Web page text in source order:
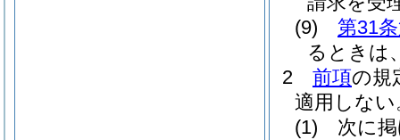
(9)
第31
るときは
2
前項の規
適用しない
(1)
次に